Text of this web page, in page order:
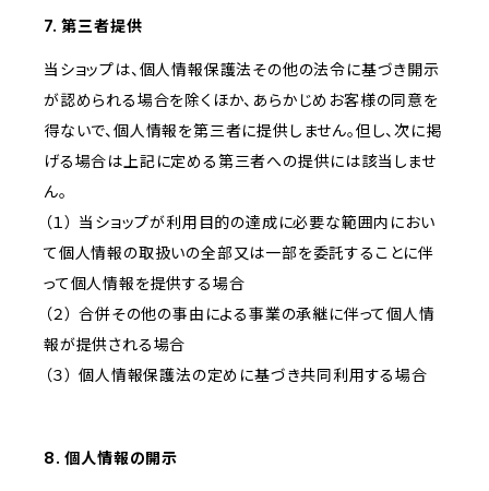
7. 第三者提供
当ショップは、個人情報保護法その他の法令に基づき開示
が認められる場合を除くほか、あらかじめお客様の同意を
得ないで、個人情報を第三者に提供しません。但し、次に掲
げる場合は上記に定める第三者への提供には該当しませ
ん。
（１） 当ショップが利用目的の達成に必要な範囲内におい
て個人情報の取扱いの全部又は一部を委託することに伴
って個人情報を提供する場合
（２） 合併その他の事由による事業の承継に伴って個人情
報が提供される場合
（３） 個人情報保護法の定めに基づき共同利用する場合
8. 個人情報の開示